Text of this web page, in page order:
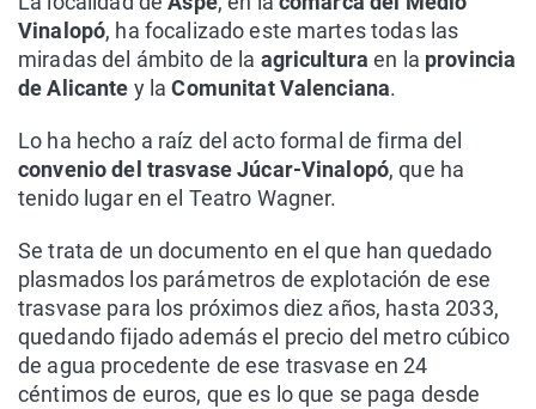
Vinalopó, ha focalizado este martes todas las
miradas del ámbito de la agriculturaen la provincia
de Alicante y laComunitat Valenciana.
Lo ha hecho a raíz del acto formal de firma del
convenio del trasvase Júcar-Vinalopó, que ha
tenido lugar en el Teatro Wagner.
Se trata de un documento en el que han quedado
plasmados los parámetros de explotación de ese
trasvase para los próximos diez años, hasta 2033,
quedando fijado además el precio del metro cúbico
de agua procedente de ese trasvase en 24
céntimos de euros, que es lo que se paga desde